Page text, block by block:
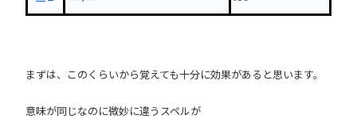
まずは、このくらいから覚えても十分に効果があると思います。
意味が同じなのに微妙に違うスペルが